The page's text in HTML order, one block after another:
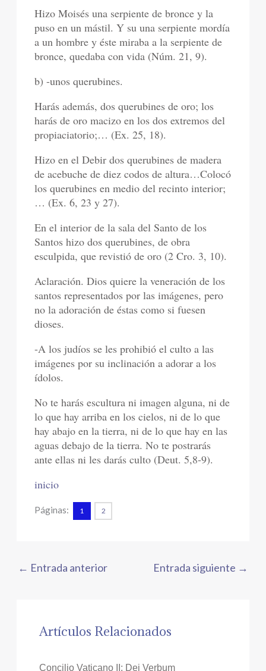
Hizo Moisés una serpiente de bronce y la
puso en un mástil. Y su una serpiente mordía
a un hombre y éste miraba a la serpiente de
bronce, quedaba con vida (Núm. 21, 9).
b) -unos querubines.
Harás además, dos querubines de oro; los
harás de oro macizo en los dos extremos del
propiaciatorio;… (Ex. 25, 18).
Hizo en el Debir dos querubines de madera
de acebuche de diez codos de altura…Colocó
los querubines en medio del recinto interior;
… (Ex. 6, 23 y 27).
En el interior de la sala del Santo de los
Santos hizo dos querubines, de obra
esculpida, que revistió de oro (2 Cro. 3, 10).
Aclaración. Dios quiere la veneración de los
santos representados por las imágenes, pero
no la adoración de éstas como si fuesen
dioses.
-A los judíos se les prohibió el culto a las
imágenes por su inclinación a adorar a los
ídolos.
No te harás escultura ni imagen alguna, ni de
lo que hay arriba en los cielos, ni de lo que
hay abajo en la tierra, ni de lo que hay en las
aguas debajo de la tierra. No te postrarás
ante ellas ni les darás culto (Deut. 5,8-9).
inicio
Páginas: 1 2
← Entrada anterior Entrada siguiente →
Artículos Relacionados
Concilio Vaticano II: Dei Verbum